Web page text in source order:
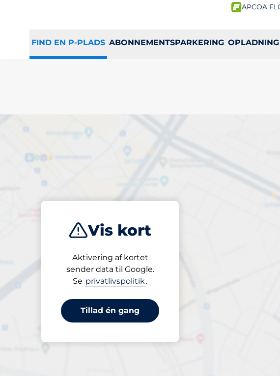
APCOA
FIND EN P-PLADS ABONNEMENTSPARKERING
Vis kort
Aktivering af kortet
sender data til Google.
Se privatlivspolitik.
Tillad én gang
i Bagsværd
Tættest på